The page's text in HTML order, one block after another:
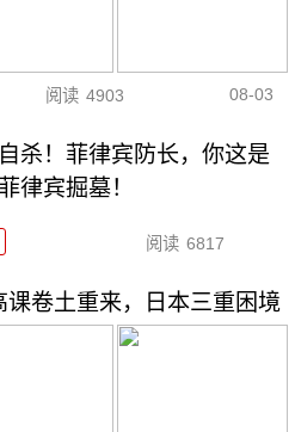
阅读 4903 08-03
杀！菲律宾防长，你这是
律宾掘墓！
阅读 6817
卷土重来，日本三重困境